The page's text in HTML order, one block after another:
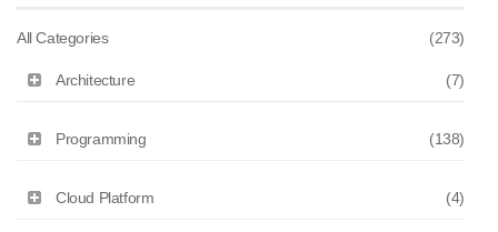
All Categories (273)
Architecture (7)
Programming (138)
Cloud Platform (4)